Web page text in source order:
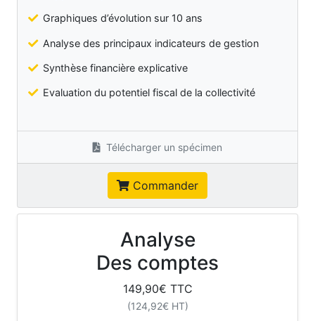
Graphiques d’évolution sur 10 ans
Analyse des principaux indicateurs de gestion
Synthèse financière explicative
Evaluation du potentiel fiscal de la collectivité
Télécharger un spécimen
Commander
Analyse
Des comptes
149,90€ TTC
(124,92€ HT)